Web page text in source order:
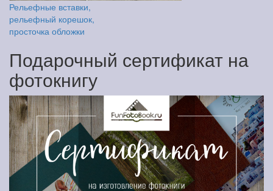
Рельефные вставки,
рельефный корешок,
просточка обложки
Подарочный сертификат на
фотокнигу